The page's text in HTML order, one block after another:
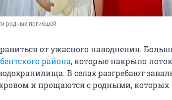
родных погибшей
от ужасного наводнения.
района, которые накрыло
В селах разгребают
и прощаются с родными, которых